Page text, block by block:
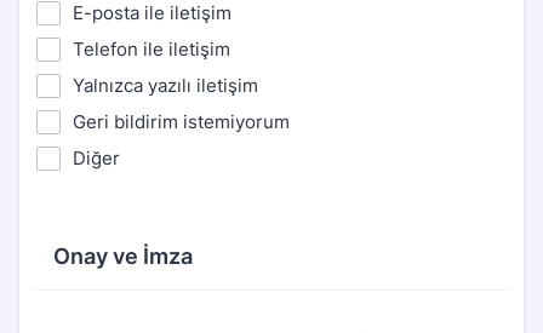
E-posta ile iletişim
Telefon ile iletişim
Yalnızca yazılı iletişim
Geri bildirim istemiyorum
Diğer
Onay ve İmza